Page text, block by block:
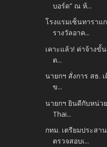
บอร์ด” ณ ห้...
โรงแรมเซ็นทาราแ
รางวัลอาค...
เคาะแล้ว! ค่าจ้างขั้
ต...
นายกฯ สั่งการ สธ.
ข...
นายกฯ ยินดีกับหน่ว
Thai...
กทม. เตรียมประสา
ตรวจสอบเ...